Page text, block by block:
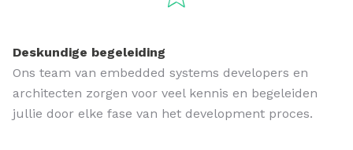
Deskundige begeleiding
Ons team van embedded systems developers en
architecten zorgen voor veel kennis en begeleiden
jullie door elke fase van het development proces.